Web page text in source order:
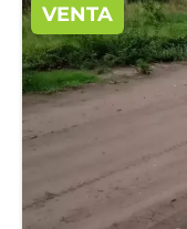
VENTA